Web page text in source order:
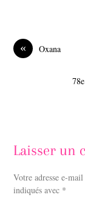
o
o
k
I
« Oxana
Laisser un
Votre adresse e-
indiqués avec *